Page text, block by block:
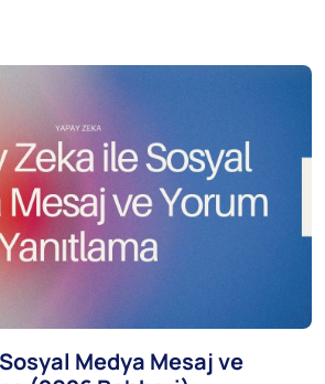
Medya Mesaj ve